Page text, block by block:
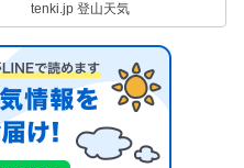
tenki.jp 登山天気